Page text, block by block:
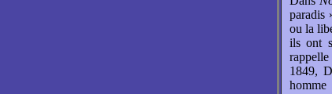
paradis
ou la
ils ont
1849,